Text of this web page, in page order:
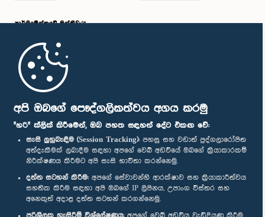
අපි ඔබගේ පෞද්ගලිකත්වය අගය කරමු
"හරි" ක්ලික් කිරීමෙන්, ඔබ පහත සඳහන් දේට එකඟ වේ:
සැසි ලුහුබැඳීම (Session Tracking): පහසු සහ වඩාත් පුද්ගලාරෝපිත
අත්දැකීමක් ලබාදීම සඳහා අපගේ වෙබ් අඩවියේ ඔබගේ ක්‍රියාකාරකම්
නිරීක්ෂණය කිරීමට අපි සැසි භාවිතා කරන්නෙමු.
දත්ත සටහන් කිරීම: අපගේ සේවාවන්හි ආරක්ෂාව සහ ක්‍රියාකාරීත්වය
සහතික කිරීම සඳහා අපි ඔබගේ IP ලිපිනය, උපාංග විස්තර සහ
අනෙකුත් අදාළ දත්ත සටහන් කරගන්නෙමු.
ප.ව. 1:55 - ප.ව. 2:06
ප.ව. 2:06 - ප.ව. 2:16
ප.ව. 2:16 - ප.ව. 2:25
ප.ව. 2:25 - ප.ව. 2:35
පාර්ලි‌මේන්තුවේ මන්ත්‍රීවරු
මුල් පිටුව
පාර්ලිමේන්තු ජංගම යෙදුම
අප හා සම්බන්ධ වී සිටින්න :
සම්මාන